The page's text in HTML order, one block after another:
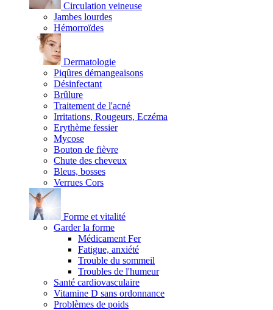
Circulation veineuse
Jambes lourdes
Hémorroïdes
Dermatologie
Piqûres démangeaisons
Désinfectant
Brûlure
Traitement de l'acné
Irritations, Rougeurs, Eczéma
Erythème fessier
Mycose
Bouton de fièvre
Chute des cheveux
Bleus, bosses
Verrues Cors
Forme et vitalité
Garder la forme
Médicament Fer
Fatigue, anxiété
Trouble du sommeil
Troubles de l'humeur
Santé cardiovasculaire
Vitamine D sans ordonnance
Problèmes de poids